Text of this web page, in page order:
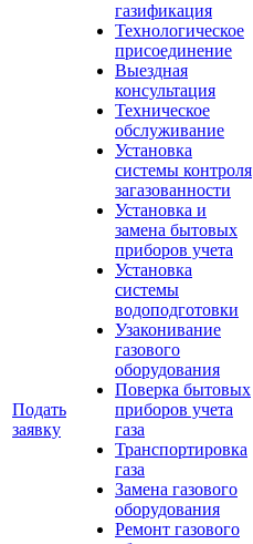
Подать
заявку
газификация
Технологическое
присоединение
Выездная
консультация
Техническое
обслуживание
Установка
системы контроля
загазованности
Установка и
замена бытовых
приборов учета
Установка
системы
водоподготовки
Узаконивание
газового
оборудования
Поверка бытовых
приборов учета
газа
Транспортировка
газа
Замена газового
оборудования
Ремонт газового